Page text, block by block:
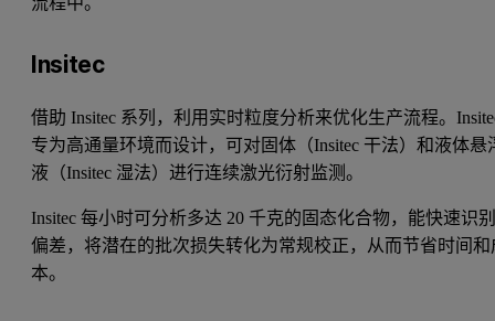
Insitec
借助 Insitec 系列，利用实时粒度分析来优化生产流程。
专为高通量环境而设计，可对固体（Insitec 干法）和液体悬
液（Insitec 湿法）进行连续激光衍射监测。
Insitec 每小时可分析多达 20 千克的固态化合物，能快速识
偏差，将潜在的批次损失转化为常规校正，从而节省时间和
本。